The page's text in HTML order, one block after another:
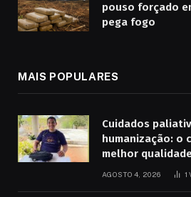
pouso forçado
pega fogo
MAIS POPULARES
Cuidados
humanização: o
melhor
AGOSTO 4, 2026 1